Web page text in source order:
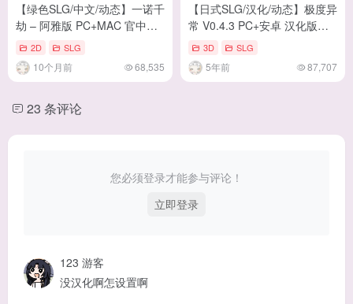
【绿色SLG/中文/动态】一诺千
劫 – 阿雅版 PC+MAC 官中完
结步兵版 【更新/10.7G】
2D SLG
10个月前 68,535
【日式SLG/汉化/动态】极度异
常 V0.4.3 PC+安卓 汉化版
【新汉化/3.8G】
3D SLG
5年前 87,707
23 条评论
您必须登录才能参与评论！
立即登录
123 游客
没汉化啊怎设置啊